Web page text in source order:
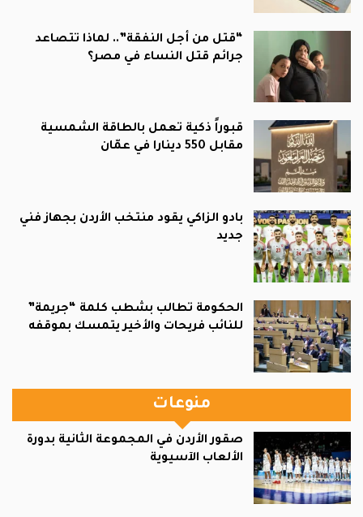
“قتل من أجل النفقة”.. لماذا تتصاعد
جرائم قتل النساء في مصر؟
قبوراً ذكية تعمل بالطاقة الشمسية
مقابل 550 دينارا في عمّان
بادو الزاكي يقود منتخب الأردن بجهاز فني
جديد
الحكومة تطالب بشطب كلمة “جريمة”
للنائب فريحات والأخير يتمسك بموقفه
منوعات
صقور الأردن في المجموعة الثانية بدورة
الألعاب الآسيوية